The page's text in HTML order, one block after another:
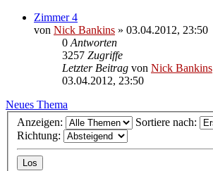
Zimmer 4
von Nick Bankins » 03.04.2012, 23:50
0 Antworten
3257 Zugriffe
Letzter Beitrag von Nick Bankins
03.04.2012, 23:50
Neues Thema
Anzeigen:
Sortiere nach:
Richtung: